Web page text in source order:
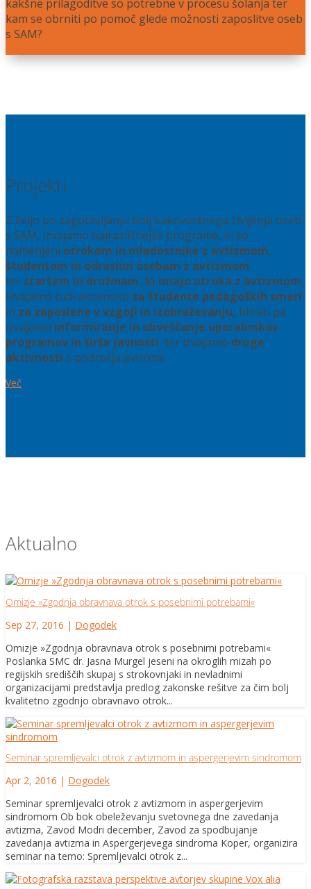
kakšne prilagoditve so potrebne v procesu šolanja ter
kam se obrniti po pomoč glede možnosti zaposlitve oseb
s SAM?
Projekti
Z željo po zagotavljanju bolj kakovostnega življenja oseb
s SAM, izvajamo najrazličnejše programe, ki so
namenjeni otrokom in mladostnike z avtizmom,
študentom in odraslim osebam z avtizmom
ter staršem in družinam, ki imajo otroka z avtizmom.
Izvajamo tudi aktivnosti za študente pedagoških smeri
in za zaposlene v vzgoji in izobraževanju, hkrati pa
izvajamo informiranje in obveščanje uporabnikov
programov in širše javnosti, ter izvajamo druge
aktivnosti s področja avtizma.
Več
Aktualno
Omizje »Zgodnja obravnava otrok s posebnimi potrebami«
Sep 27, 2016 | Dogodek
Omizje »Zgodnja obravnava otrok s posebnimi potrebami«
Poslanka SMC dr. Jasna Murgel jeseni na okroglih mizah po
regijskih središčih skupaj s strokovnjaki in nevladnimi
organizacijami predstavlja predlog zakonske rešitve za čim bolj
kvalitetno zgodnjo obravnavo otrok...
Seminar spremljevalci otrok z avtizmom in aspergerjevim sindromom
Apr 2, 2016 | Dogodek
Seminar spremljevalci otrok z avtizmom in aspergerjevim
sindromom Ob bok obeleževanju svetovnega dne zavedanja
avtizma, Zavod Modri december, Zavod za spodbujanje
zavedanja avtizma in Aspergerjevega sindroma Koper, organizira
seminar na temo: Spremljevalci otrok z...